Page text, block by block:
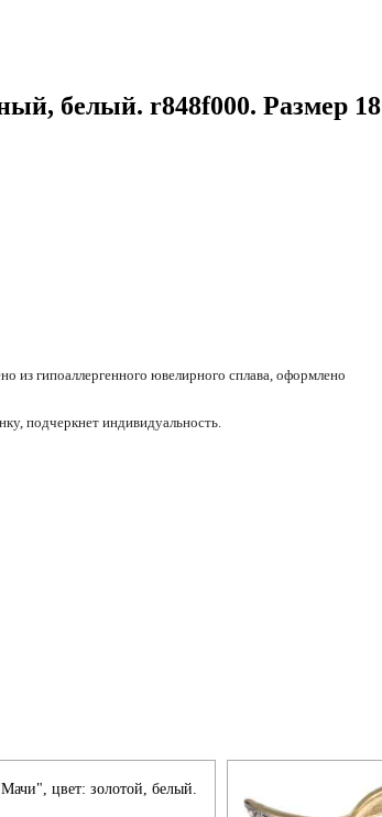
белый. r848f000. Размер 18
из гипоаллергенного ювелирного сплава, оформлено
подчеркнет индивидуальность.
цвет: золотой, белый.